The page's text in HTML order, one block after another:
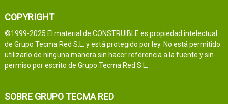
COPYRIGHT
©1999-2025 El material de CONSTRUIBLE es propiedad intelectual
de Grupo Tecma Red S.L. y está protegido por ley. No está permitido
utilizarlo de ninguna manera sin hacer referencia a la fuente y sin
permiso por escrito de Grupo Tecma Red S.L.
SOBRE GRUPO TECMA RED